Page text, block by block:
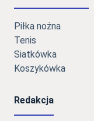
Piłka nożna
Tenis
Siatkówka
Koszykówka
Redakcja